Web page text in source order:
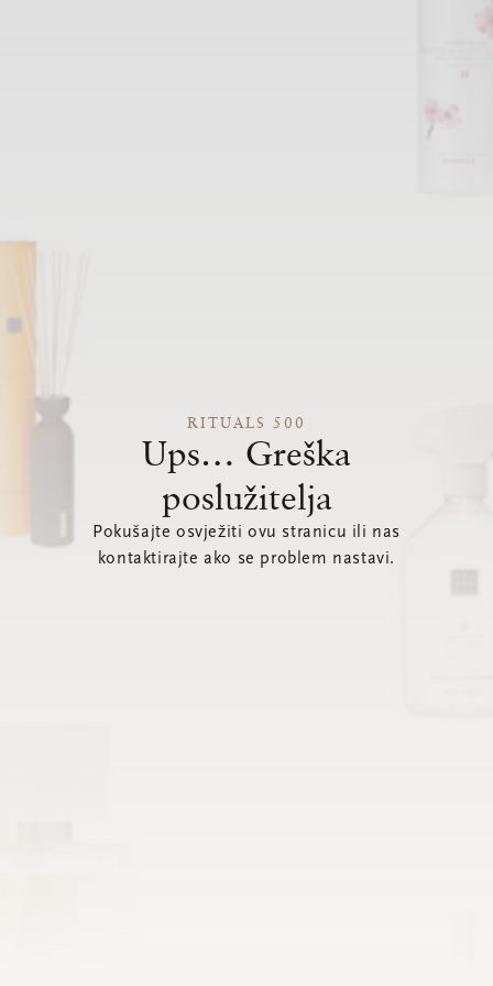
RITUALS 500
Ups… Greška
poslužitelja
Pokušajte osvježiti ovu stranicu ili nas
kontaktirajte ako se problem nastavi.